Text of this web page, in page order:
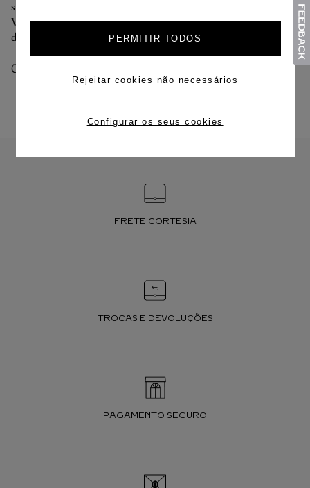
PERMITIR TODOS
Rejeitar cookies não necessários
Configurar os seus cookies
sua preferência na finalização de seu pedido.
Você pode trocar ou devolver sua criação Cartier em até 30
dias.
Consultar Entregas
FRETE CORTESIA
TROCAS E DEVOLUÇÕES
PAGAMENTO SEGURO